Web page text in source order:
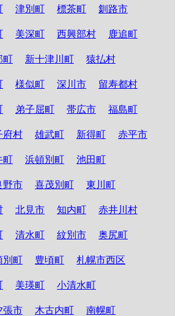
津別町 標茶町 釧路市
美深町 西興部村 鹿追町
町 新十津川町 猿払村
様似町 深川市 留寿都村
弟子屈町 帯広市 福島町
府村 雄武町 新得町 赤平市
町 浜頓別町 池田町
野市 喜茂別町 東川町
北見市 知内町 赤井川村
清水町 紋別市 奥尻町
別町 豊頃町 札幌市西区
美瑛町 小清水町
張市 木古内町 南幌町